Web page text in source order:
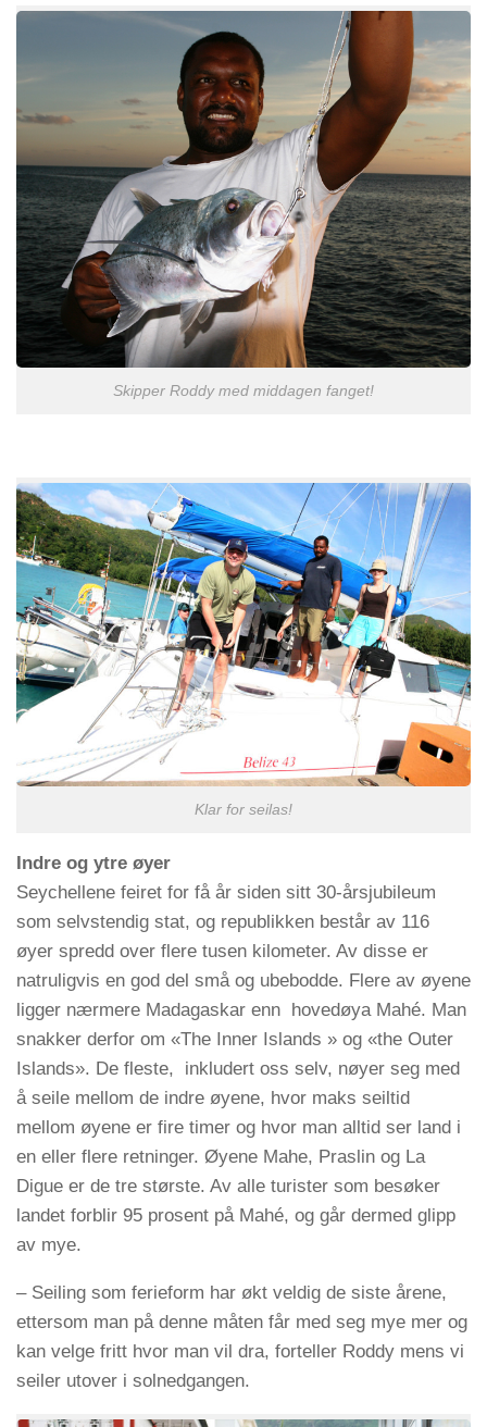
Skipper Roddy med middagen fanget!
Klar for seilas!
Indre og ytre øyer
Seychellene feiret for få år siden sitt 30-årsjubileum
som selvstendig stat, og republikken består av 116
øyer spredd over flere tusen kilometer. Av disse er
natruligvis en god del små og ubebodde. Flere av øyene
ligger nærmere Madagaskar enn hovedøya Mahé. Man
snakker derfor om «The Inner Islands » og «the Outer
Islands». De fleste, inkludert oss selv, nøyer seg med
å seile mellom de indre øyene, hvor maks seiltid
mellom øyene er fire timer og hvor man alltid ser land i
en eller flere retninger. Øyene Mahe, Praslin og La
Digue er de tre største. Av alle turister som besøker
landet forblir 95 prosent på Mahé, og går dermed glipp
av mye.
– Seiling som ferieform har økt veldig de siste årene,
ettersom man på denne måten får med seg mye mer og
kan velge fritt hvor man vil dra, forteller Roddy mens vi
seiler utover i solnedgangen.